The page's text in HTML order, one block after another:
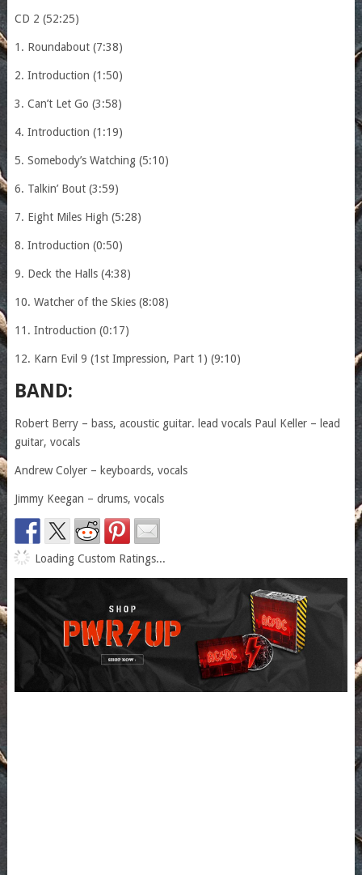
CD 2 (52:25)
1. Roundabout (7:38)
2. Introduction (1:50)
3. Can’t Let Go (3:58)
4. Introduction (1:19)
5. Somebody’s Watching (5:10)
6. Talkin’ Bout (3:59)
7. Eight Miles High (5:28)
8. Introduction (0:50)
9. Deck the Halls (4:38)
10. Watcher of the Skies (8:08)
11. Introduction (0:17)
12. Karn Evil 9 (1st Impression, Part 1) (9:10)
BAND:
Robert Berry – bass, acoustic guitar. lead vocals Paul Keller – lead
guitar, vocals
Andrew Colyer – keyboards, vocals
Jimmy Keegan – drums, vocals
Loading Custom Ratings...